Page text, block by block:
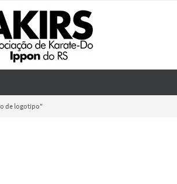
de logotipo"